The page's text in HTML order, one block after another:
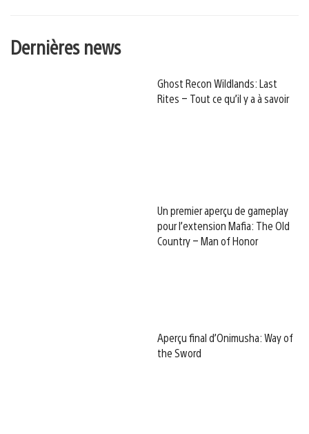
Dernières news
Ghost Recon Wildlands: Last
Rites – Tout ce qu’il y a à savoir
Un premier aperçu de gameplay
pour l’extension Mafia: The Old
Country – Man of Honor
Aperçu final d’Onimusha: Way of
the Sword